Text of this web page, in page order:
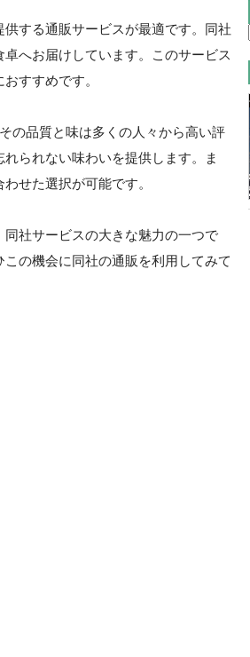
する通販サービスが最適です。同社
へお届けしています。このサービス
すすめです。
の品質と味は多くの人々から高い評
られない味わいを提供します。ま
せた選択が可能です。
社サービスの大きな魅力の一つで
の機会に同社の通販を利用してみて